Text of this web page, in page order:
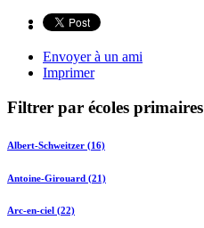
Envoyer à un ami
Imprimer
Filtrer par écoles primaires
Albert-Schweitzer (16)
Antoine-Girouard (21)
Arc-en-ciel (22)